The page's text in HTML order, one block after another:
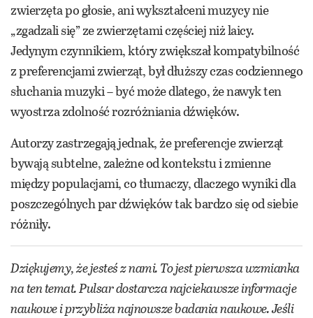
zwierzęta po głosie, ani wykształceni muzycy nie
„zgadzali się” ze zwierzętami częściej niż laicy.
Jedynym czynnikiem, który zwiększał kompatybilność
z preferencjami zwierząt, był dłuższy czas codziennego
słuchania muzyki – być może dlatego, że nawyk ten
wyostrza zdolność rozróżniania dźwięków.
Autorzy zastrzegają jednak, że preferencje zwierząt
bywają subtelne, zależne od kontekstu i zmienne
między populacjami, co tłumaczy, dlaczego wyniki dla
poszczególnych par dźwięków tak bardzo się od siebie
różniły.
Dziękujemy, że jesteś z nami. To jest pierwsza wzmianka
na ten temat. Pulsar dostarcza najciekawsze informacje
naukowe i przybliża najnowsze badania naukowe. Jeśli